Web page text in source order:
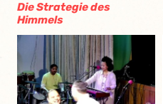
Die Strategie des
Himmels